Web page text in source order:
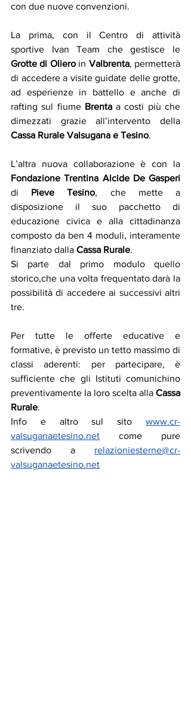
con due nuove convenzioni.
La prima, con il Centro di attività
Grotte di Oliero in Valbrenta, permetterà
di accedere a visite guidate delle grotte,
ad esperienze in battello e anche di
rafting sul fiume Brenta a costi più che
Cassa Rurale Valsugana e Tesino.
Fondazione Trentina Alcide De Gasperi
di Pieve Tesino, che mette a
disposizione il suo pacchetto di
educazione civica e alla cittadinanza
composto da ben 4 moduli, interamente
finanziato dalla Cassa Rurale.
Si parte dal primo modulo quello
storico,che una volta frequentato darà la
possibilità di accedere ai successivi altri
tre.
Per tutte le offerte educative e
formative, è previsto un tetto massimo di
classi aderenti: per partecipare, è
sufficiente che gli Istituti comunichino
preventivamente la loro scelta alla Cassa
Rurale.
Info e altro sul sito www.cr-
valsuganaetesino.net come pure
scrivendo a relazioniesterne@cr-
valsuganaetesino.net